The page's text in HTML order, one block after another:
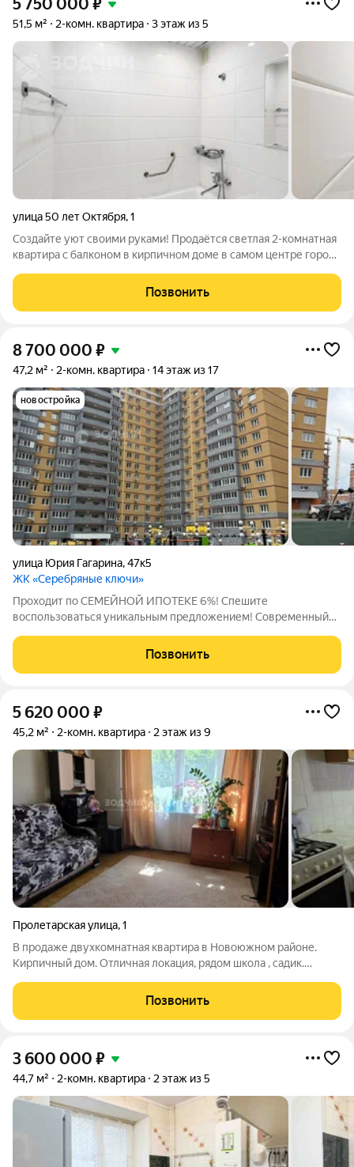
5 750 000 ₽
51,5 м² 2-комн. квартира 3 этаж из 5
улица 50 лет Октября,1
Создайте уют своими руками! Продаётся светлая 2-комнатная
квартира с балконом в кирпичном доме в самом центре города
инфраструктуры. Честный минус: нужен ремонт Квартира без
отделки дает вам полную
Позвонить
8 700 000 ₽
47,2 м² 2-комн. квартира 14 этаж из 17
новостройка
улица Юрия Гагарина,47к5
ЖК «Серебряные ключи»
Проходит по СЕМЕЙНОЙ ИПОТЕКЕ 6%! Спешите
воспользоваться уникальным предложением! Современный
двухкомнатная квартира распашонка в д. 47 к. 5 по ул. Гагарина
в г. Чебоксары. Квартира расположена на
Позвонить
5 620 000 ₽
45,2 м² 2-комн. квартира 2 этаж из 9
Пролетарская улица,1
В продаже двухкомнатная квартира в Новоюжном районе.
Кирпичный дом. Отличная локация, рядом школа , садик.
дома. В Квартире остаётся вся мебель. Возможно сделать
ремонт под себя Покажем в любой
Позвонить
3 600 000 ₽
44,7 м² 2-комн. квартира 2 этаж из 5